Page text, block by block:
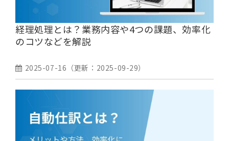
経理処理とは？業務内容や4つの課題、効率化
のコツなどを解説
2025-07-16 （更新： 2025-09-29）